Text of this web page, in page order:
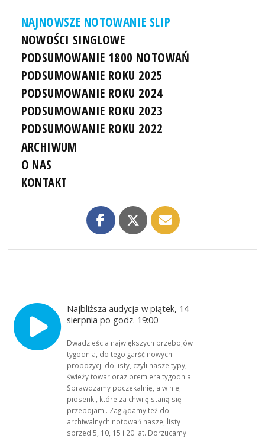
NAJNOWSZE NOTOWANIE SLIP
NOWOŚCI SINGLOWE
PODSUMOWANIE 1800 NOTOWAŃ
PODSUMOWANIE ROKU 2025
PODSUMOWANIE ROKU 2024
PODSUMOWANIE ROKU 2023
PODSUMOWANIE ROKU 2022
ARCHIWUM
O NAS
KONTAKT
Najbliższa audycja w piątek, 14
sierpnia po godz. 19:00
Dwadzieścia największych przebojów
tygodnia, do tego garść nowych
propozycji do listy, czyli nasze typy,
świeży towar oraz premiera tygodnia!
Sprawdzamy poczekalnię, a w niej
piosenki, które za chwilę staną się
przebojami. Zaglądamy też do
archiwalnych notowań naszej listy
sprzed 5, 10, 15 i 20 lat. Dorzucamy